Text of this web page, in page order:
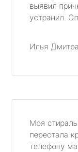
выявил
устранил.
Илья
Моя
перестала
телефону